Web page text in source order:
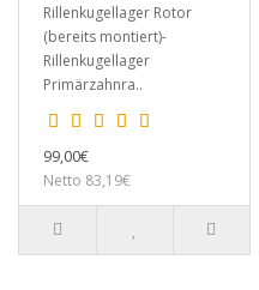
Rillenkugellager Rotor
(bereits montiert)-
Rillenkugellager
Primärzahnra..
99,00€
Netto 83,19€